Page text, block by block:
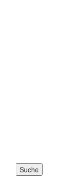
Suche